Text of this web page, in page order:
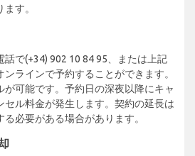
す。
話で(+34) 902 10 84 95、または上記
ラインで予約することができます。
が可能です。予約日の深夜以降にキャ
セル料金が発生します。契約の延長は
必要がある場合があります。